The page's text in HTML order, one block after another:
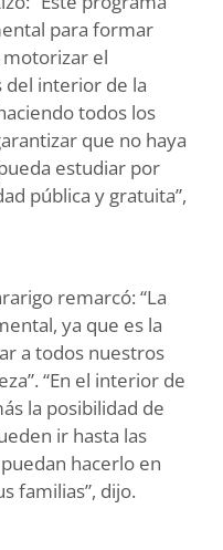
para formar
el
del interior de la
todos los
que no haya
estudiar por
pública y gratuita”,
remarcó: “La
ya que es la
a todos nuestros
“En el interior de
la posibilidad de
ir hasta las
hacerlo en
familias”, dijo.